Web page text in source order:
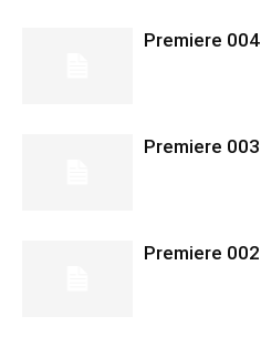
Premiere 004
Premiere 003
Premiere 002